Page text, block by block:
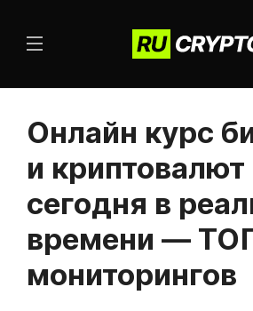
Онлайн курс
и криптовалют
сегодня в
времени —
мониторингов